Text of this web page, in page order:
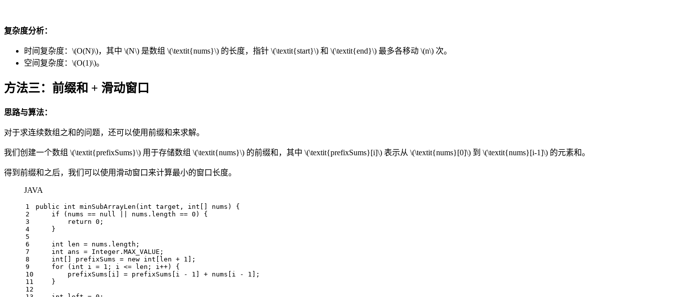
复杂度分析：
时间复杂度： \(O(N)\)，其中 \(N\) 是数组 \(\textit{nums}\) 的长度，指针 \(\textit{start}\) 和 \(\textit{end}\) 最多各移动 \(n\) 次。
空间复杂度： \(O(1)\)。
方法三：前缀和 + 滑动窗口
思路与算法：
对于求连续数组之和的问题，还可以使用前缀和来求解。
我们创建一个数组 \(\textit{prefixSums}\) 用于存储数组 \(\textit{nums}\) 的前缀和，其中 \(\textit{prefixSums}[i]\) 表示从 \(\textit{nums}[0]\) 到 \(\textit{nums}[i-1]\) 的元素和。
得到前缀和之后，我们可以使用滑动窗口来计算最小的窗口长度。
JAVA
1
2
3
4
5
6
7
8
9
10
11
12
public int minSubArrayLen ( int target, int [] nums)
{
if (nums == null || nums.length == 0 ) {
return 0 ;
    }
int
len = nums.length;
int
ans = Integer.MAX_VALUE;
int [] prefixSums = new int [len + 1 ];
for ( int i = 1 ; i <= len; i++) {
        prefixSums[i] = prefixSums[i -
1 ] + nums[i - 1 ];
    }